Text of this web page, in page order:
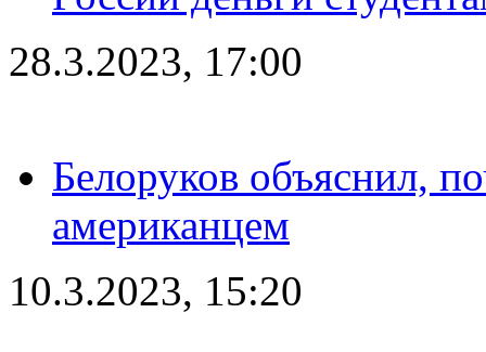
28.3.2023, 17:00
Белоруков объяснил,
американцем
10.3.2023, 15:20